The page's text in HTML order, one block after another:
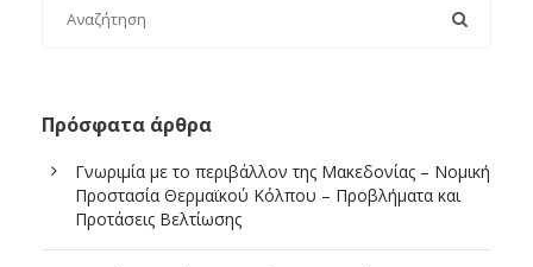
Πρόσφατα άρθρα
Γνωριμία με το περιβάλλον της Μακεδονίας – Νομική
Προστασία Θερμαϊκού Κόλπου – Προβλήματα και
Προτάσεις Βελτίωσης